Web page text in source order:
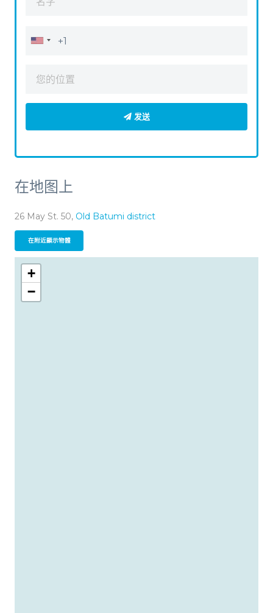
发送
在地图上
26 May St. 50, Old Batumi district
在附近顯示物體
+
−